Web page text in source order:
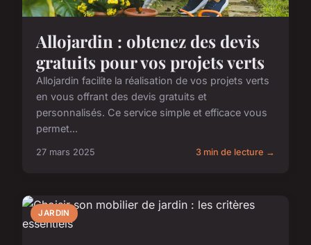
Allojardin : obtenez des devis
gratuits pour vos projets verts
Allojardin facilite la réalisation de vos projets verts
en vous offrant des devis gratuits et
personnalisés. Ce service simple et efficace vous
permet...
27 mars 2025 3 min de lecture →
JARDIN